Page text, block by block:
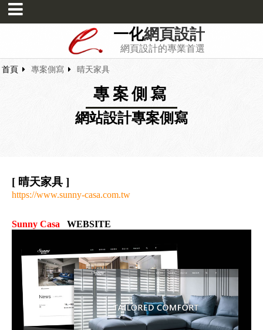
一化網頁設計
網頁設計的專業首選
首頁 專案側寫 晴天家具
專案側寫
網站設計專案側寫
[ 晴天家具 ]
https://www.sunny-casa.com.tw
Sunny Casa WEBSITE